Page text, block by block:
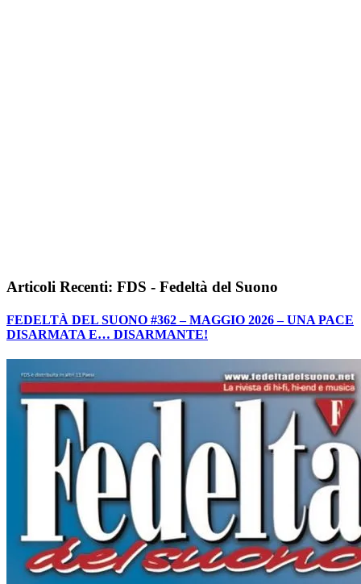
Articoli Recenti: FDS - Fedeltà del Suono
FEDELTÀ DEL SUONO #362 – MAGGIO 2026 – UNA PACE
DISARMATA E… DISARMANTE!